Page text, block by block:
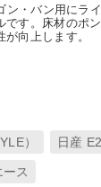
ン・バン用にラ
です。床材のポ
向上します。
） 日産
ス